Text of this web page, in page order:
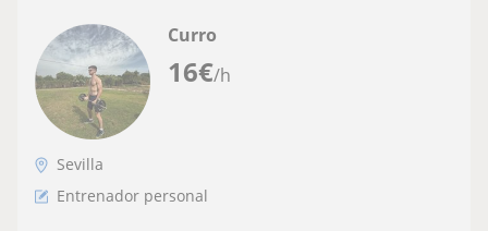
16€/h
Curro
Sevilla
Entrenador personal